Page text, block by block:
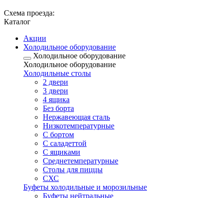
Схема проезда:
Каталог
Акции
Холодильное оборудование
Холодильное оборудование
Холодильное оборудование
Холодильные столы
2 двери
3 двери
4 ящика
Без борта
Нержавеющая сталь
Низкотемпературные
С бортом
С саладеттой
С ящиками
Среднетемпературные
Столы для пиццы
СХС
Буфеты холодильные и морозильные
Буфеты нейтральные